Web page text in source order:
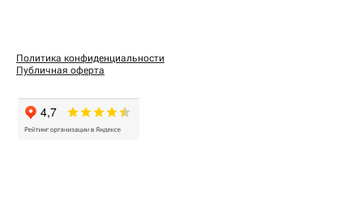
Политика конфиденциальности
Публичная оферта